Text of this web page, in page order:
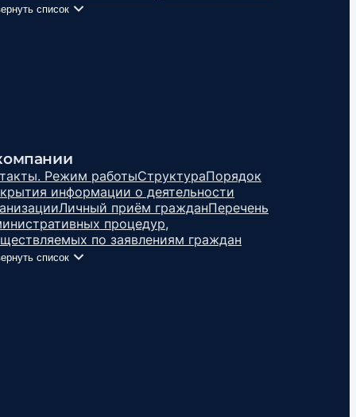
список
Режим работыСтруктураПорядок
информации о деятельности
Личный приём гражданПеречень
процедур,
по заявлениям граждан
список